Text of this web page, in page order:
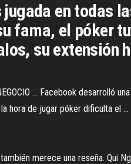
jugada en todas
fama, el póker
su extensión
... Facebook desarrolló
hora de jugar póker dificulta el ...
merece una reseña. Qui